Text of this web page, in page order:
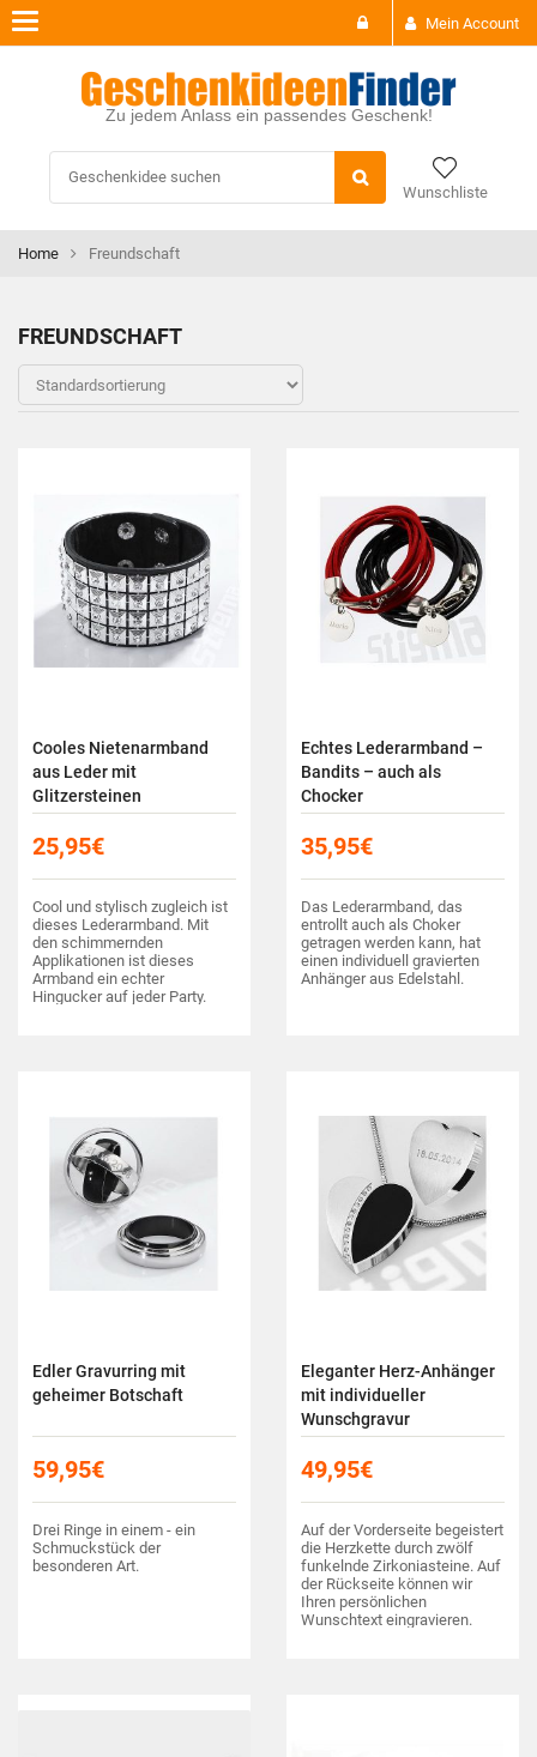
Mein Account
Zu jedem Anlass ein passendes Geschenk!
Wunschliste
Toggle
navigation
Home Freundschaft
FREUNDSCHAFT
Cooles Nietenarmband
aus Leder mit
Glitzersteinen
25,95€
Cool und stylisch zugleich ist
dieses Lederarmband. Mit
den schimmernden
Applikationen ist dieses
Armband ein echter
Hingucker auf jeder Party.
Echtes Lederarmband –
Bandits – auch als
Chocker
35,95€
Das Lederarmband, das
entrollt auch als Choker
getragen werden kann, hat
einen individuell gravierten
Anhänger aus Edelstahl.
Edler Gravurring mit
geheimer Botschaft
59,95€
Drei Ringe in einem - ein
Schmuckstück der
besonderen Art.
Eleganter Herz-Anhänger
mit individueller
Wunschgravur
49,95€
Auf der Vorderseite begeistert
die Herzkette durch zwölf
funkelnde Zirkoniasteine. Auf
der Rückseite können wir
Ihren persönlichen
Wunschtext eingravieren.